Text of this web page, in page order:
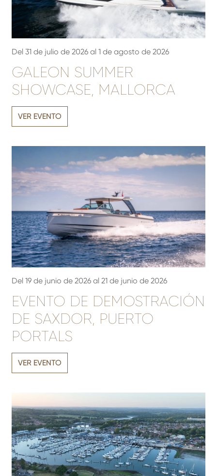
Del 31 de julio de 2026 al 1 de agosto de 2026
GALEON SUMMER
SHOWCASE, MALLORCA
VER EVENTO
Del 19 de junio de 2026 al 21 de junio de 2026
EVENTO DE DEMOSTRACIÓN
DE SAXDOR, PUERTO
PORTALS
VER EVENTO